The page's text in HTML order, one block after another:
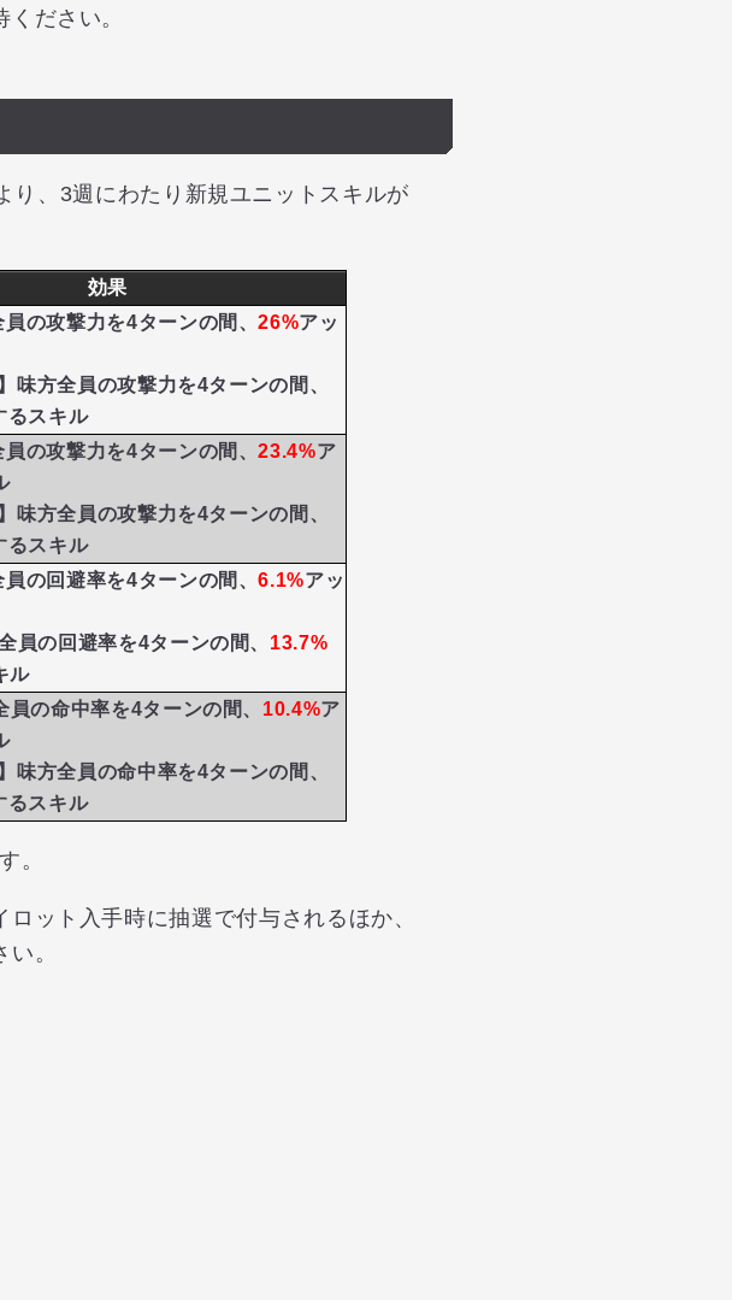
ださい。
、3週にわたり新規ユニットスキルが
効果
員の攻撃力を4ターンの間、26%アッ
味方全員の攻撃力を4ターンの間、
るスキル
員の攻撃力を4ターンの間、23.4%ア
味方全員の攻撃力を4ターンの間、
るスキル
員の回避率を4ターンの間、6.1%アッ
員の回避率を4ターンの間、 13.7%
ル
員の命中率を4ターンの間、 10.4%ア
味方全員の命中率を4ターンの間、
るスキル
。
ット入手時に抽選で付与されるほか、
。